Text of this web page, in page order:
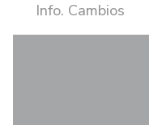
Info. Cambios